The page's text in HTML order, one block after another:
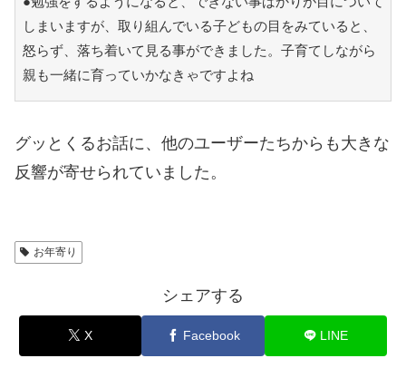
しまいますが、取り組んでいる子どもの目をみていると、
怒らず、落ち着いて見る事ができました。子育てしながら
親も一緒に育っていかなきゃですよね
グッとくるお話に、他のユーザーたちからも大きな
反響が寄せられていました。
お年寄り
シェアする
X Facebook LINE